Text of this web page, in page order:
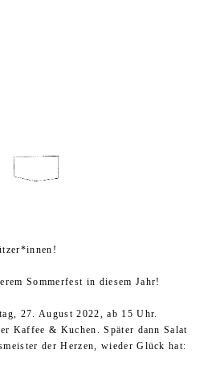
Sommerfest in diesem Jahr!
27. August 2022, ab 15 Uhr.
Kaffee & Kuchen. Später dann Salat
der Herzen, wieder Glück hat: